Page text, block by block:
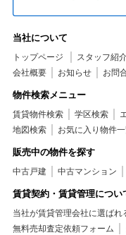
当社について
トップページ スタッフ紹
会社概要
お知らせ お問
物件検索メニュー
賃貸物件検索 学区検索
地図検索
お気に入り物件
販売中の物件を探す
中古戸建 中古マンション
賃貸契約・賃貸管理につい
当社が賃貸管理会社に選ばれ
無料売却査定依頼フォーム